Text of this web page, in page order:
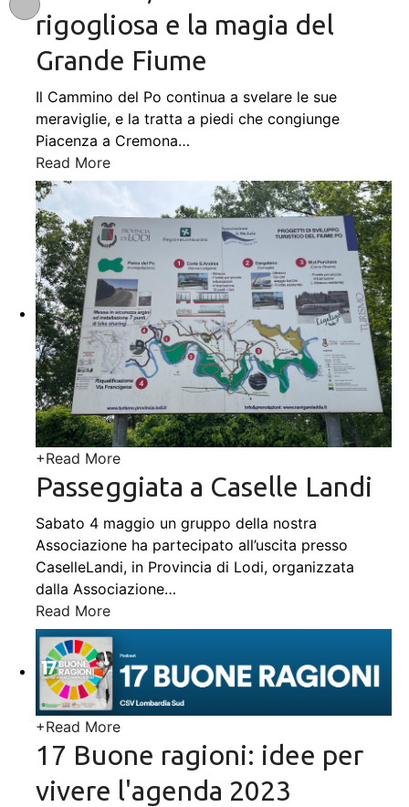
rigogliosa e la magia del
Grande Fiume
Il Cammino del Po continua a svelare le sue
meraviglie, e la tratta a piedi che congiunge
Piacenza a Cremona…
Read More
+Read More
Passeggiata a Caselle Landi
Sabato 4 maggio un gruppo della nostra
Associazione ha partecipato all’uscita presso
CaselleLandi, in Provincia di Lodi, organizzata
dalla Associazione…
Read More
+Read More
17 Buone ragioni: idee per
vivere l'agenda 2023